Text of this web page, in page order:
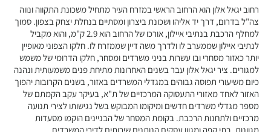
מבני משרדים ומסחר ·יגאל אלון 96, תל אביב יפו
"מגדל טויוטה"
מבני משרדים ומסחר · יגאל אלון 65, תל אביב יפו
"בית אנגל"
מבני משרדים ומסחר ·יגאל אלון 88, תל אביב יפו
"בית אשדר 2000"
מבני משרדים ומסחר ·יגאל אלון 57, תל אביב יפו
"בית קנדה"
מבני משרדים ומסחר ·נירים 1-3, תל אביב יפו
רחוב יגאל אלון הוא הרחוב הראשי במזרח העיר מתחיל משכונת התקווה ונווה
צה"ל בדרום, דרך יד אליהו ושכונת ביצרון ומסתיים בנחלת יצחק בצפון. סמוך
למחלף הרכבת בנתיבי איילון, אורכו של הרחוב הוא 2.9 ק"מ, והוא מקביל
לנתיבי איילון שממערב לו ולדרך משה דיין שממזרח לו. חלקו הצפוני מאופיין
יותר כאזור מסחרי ובו עשרות בניני משרדים ומסחר, חלקו הדרומי של משמש
למגורים. ציר יגאל אלון עבר בשנים האחרונות מתיחת פנים משמעותית ונהנה
כיום משיעורי תפוסה גבוהים במגדלי המשרדים באזור, בשנים הקרובות יהפוך
האזור לאחד מאזורי התעסוקה המרכזיים של ת"א, בעיקר עקב הקמתם של
מספר מגדלי משרדים חדשים ומיקומו המבוקש בשל נגישותו לצירי תנועה
מרכזיים ולתחנות הרכבת. בקומת המסחר של הבניינים הוקמו מסעדות